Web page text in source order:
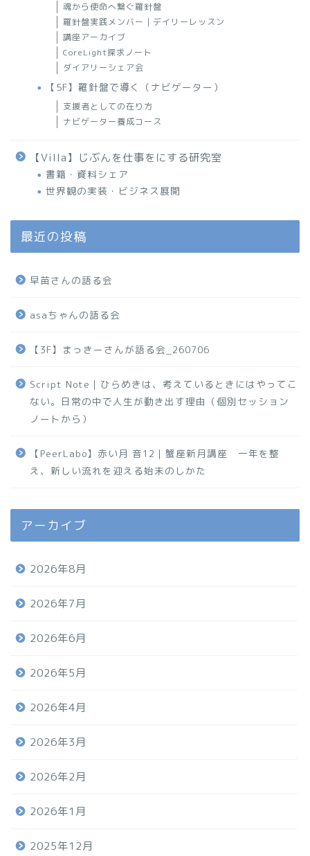
魂から使命へ繋ぐ羅針盤
羅針盤実践メンバー｜デイリーレッスン
講座アーカイブ
CoreLight探求ノート
ダイアリーシェア会
【5F】羅針盤で導く（ナビゲーター）
支援者としての在り方
ナビゲーター養成コース
【Villa】じぶんを仕事をにする研究室
書籍・資料シェア
世界観の実装・ビジネス展開
最近の投稿
早苗さんの語る会
asaちゃんの語る会
【3F】まっきーさんが語る会_260706
Script Note｜ひらめきは、考えているときにはやってこ
ない。日常の中で人生が動き出す理由（個別セッション
ノートから）
【PeerLabo】赤い月 音12｜蟹座新月講座 一年を整
え、新しい流れを迎える始末のしかた
アーカイブ
2026年8月
2026年7月
2026年6月
2026年5月
2026年4月
2026年3月
2026年2月
2026年1月
2025年12月